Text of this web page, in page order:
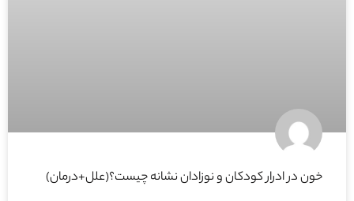
خون در ادرار کودکان و نوزادان نشانه چیست؟(علل+درمان)